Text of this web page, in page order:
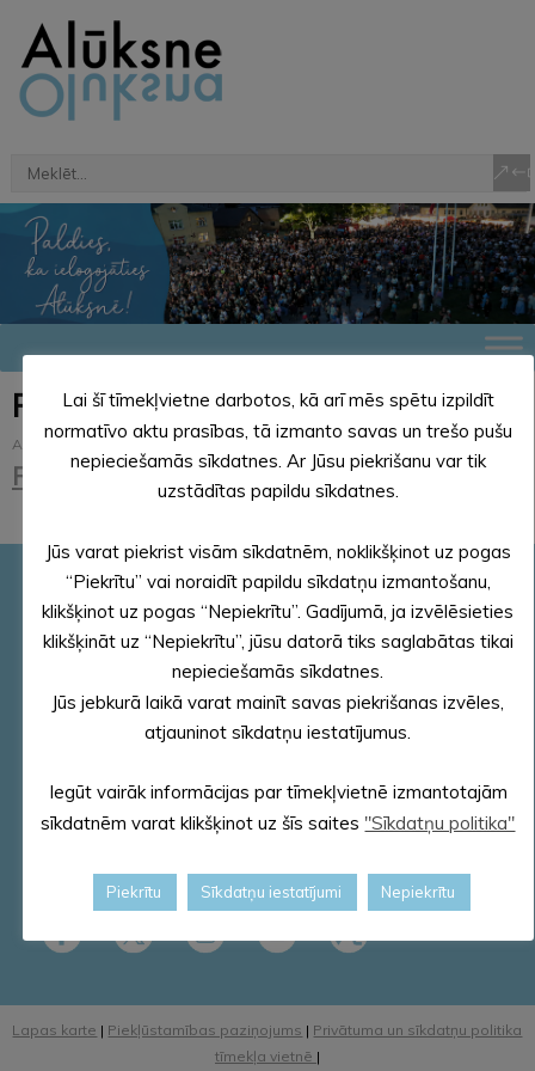
Projekti
Alūksnes novads > Pašvaldība>Projekti
Realizācijā esošie projekti
Pašvaldības rekvizīti
Reģ. Nr.90000018622
PVN reģ. Nr. LV 90000018622
Kods: UNLALV2X
Konts: LV58 UNLA 0025 0041 3033 5
E – pasts – dome@aluksne.lv
Tālrunis – 64381496
Lapas karte | Piekļūstamības paziņojums | Privātuma un sīkdatņu politika
tīmekļa vietnē |
Lai šī tīmekļvietne darbotos, kā arī mēs spētu izpildīt
normatīvo aktu prasības, tā izmanto savas un trešo pušu
nepieciešamās sīkdatnes. Ar Jūsu piekrišanu var tik
uzstādītas papildu sīkdatnes.
Jūs varat piekrist visām sīkdatnēm, noklikšķinot uz pogas
“Piekrītu” vai noraidīt papildu sīkdatņu izmantošanu,
klikšķinot uz pogas “Nepiekrītu”. Gadījumā, ja izvēlēsieties
klikšķināt uz “Nepiekrītu”, jūsu datorā tiks saglabātas tikai
nepieciešamās sīkdatnes.
Jūs jebkurā laikā varat mainīt savas piekrišanas izvēles,
atjauninot sīkdatņu iestatījumus.
Iegūt vairāk informācijas par tīmekļvietnē izmantotajām
sīkdatnēm varat klikšķinot uz šīs saites "Sīkdatņu politika"
Piekrītu Sīkdatņu iestatījumi Nepiekrītu